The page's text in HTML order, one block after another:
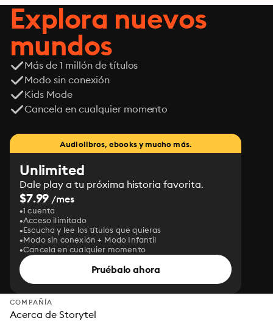
Explora nuevos
mundos
Más de 1 millón de títulos
Modo sin conexión
Kids Mode
Cancela en cualquier momento
Audiolibros, ebooks y mucho más.
Unlimited
Dale play a tu próxima historia favorita.
$7.99 /mes
1 cuenta
Acceso ilimitado
Escucha y lee los títulos que quieras
Modo sin conexión + Modo Infantil
Cancela en cualquier momento
Pruébalo ahora
COMPAÑÍA
Acerca de Storytel